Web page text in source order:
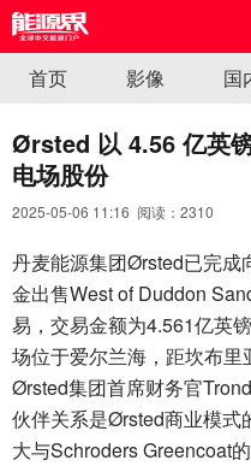
首页 影像 国
Ørsted 以 4.56 亿英
电场股份
2025-05-06 11:16 阅读： 2310
丹麦能源集团Ørsted已完成
金出售West of Duddon
易，交易金额为4.561亿英
场位于爱尔兰海，距坎布里
Ørsted集团首席财务官
伙伴关系是Ørsted商业模式
大与Schroders Greencoat